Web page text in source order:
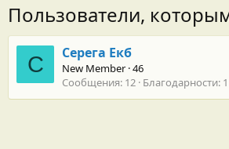
Пользователи,
С Серега Екб
New Member ·46
Сообщения 12 Благодарности 1